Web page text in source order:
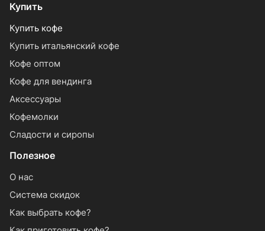
Купить
Купить кофе
Купить итальянский кофе
Кофе оптом
Кофе для вендинга
Аксессуары
Кофемолки
Сладости и сиропы
Полезное
О нас
Система скидок
Как выбрать кофе?